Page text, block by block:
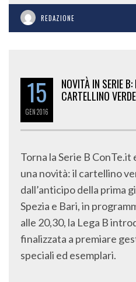
REDAZIONE
15
GEN2016
NOVITÀ IN SERIE
CARTELLINO VERDE
Torna la Serie B
una novità: il cartellino
dall’anticipo della prima
Spezia e Bari, in
alle 20,30, la Lega B
finalizzata a premiare
speciali ed esemplari.